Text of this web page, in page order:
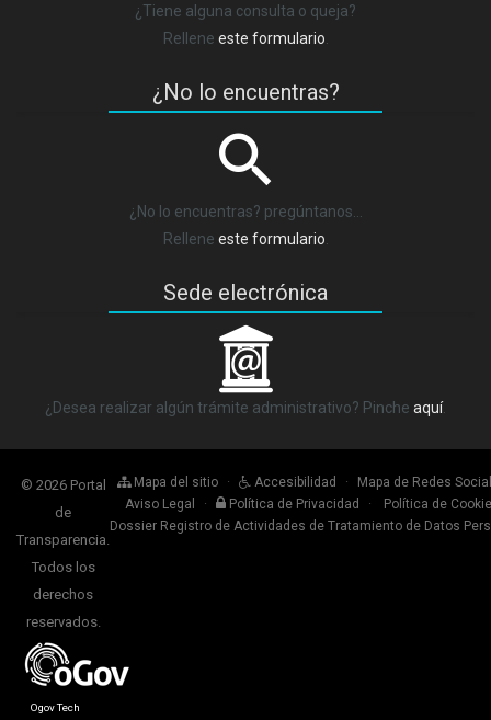
¿Tiene alguna consulta o queja?
Rellene este formulario.
¿No lo encuentras?
¿No lo encuentras? pregúntanos…
Rellene este formulario.
Sede electrónica
_
¿Desea realizar algún trámite administrativo? Pinche aquí.
© 2026 Portal
de
Transparencia.
Todos los
derechos
reservados.
Mapa del sitio · Accesibilidad ·
Mapa de Redes
Aviso Legal
· Política de Privacidad ·
Política de
Dossier Registro de Actividades de Tratamiento de Datos
Ogov Tech